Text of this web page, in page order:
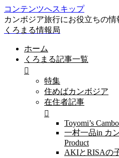
コンテンツへスキップ
カンボジア旅行にお役立ちの情
くろまる情報局
ホーム
くろまる記事一覧
特集
住めばカンボジア
在住者記事
Toyomi’s
一村一品in カ
Product
AKIとRISAの